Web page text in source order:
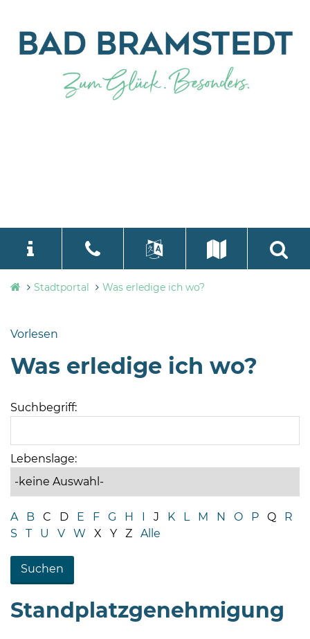
Stadtverwaltung
Bramstedt
19
04192-
zentrale@badbramstedt.de
Mo,
Fr
08
Uhr
Do
language
Select Language
Stadtportal Was erledige ich wo?
Vorlesen
Was erledige ich wo?
Suchbegriff:
Lebenslage:
A B C D E F G H I J K L M N O P Q
R
S
T U V W X Y Z Alle
Standplatzgenehmigung